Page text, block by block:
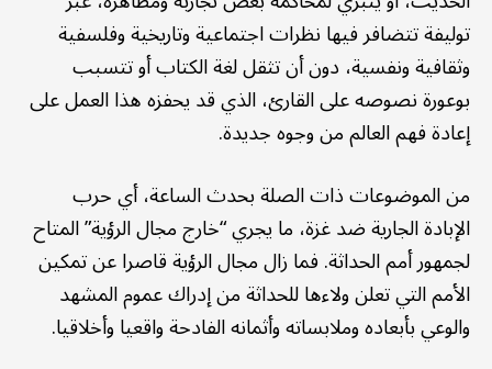
توليفة تتضافر فيها نظرات اجتماعية وتاريخية وفلسفية
وثقافية ونفسية، دون أن تثقل لغة الكتاب أو تتسبب
بوعورة نصوصه على القارئ، الذي قد يحفزه هذا العمل على
إعادة فهم العالم من وجوه جديدة.
من الموضوعات ذات الصلة بحدث الساعة، أي حرب
الإبادة الجارية ضد غزة، ما يجري “خارج مجال الرؤية” المتاح
لجمهور أمم الحداثة. فما زال مجال الرؤية قاصرا عن تمكين
الأمم التي تعلن ولاءها للحداثة من إدراك عموم المشهد
والوعي بأبعاده وملابساته وأثمانه الفادحة واقعيا وأخلاقيا.